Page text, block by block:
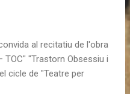
al recitatiu de l'obra
TOC" "Trastorn Obsessiu i
cicle de "Teatre per